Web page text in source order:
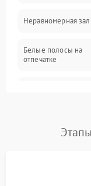
Дисплей и
Изображение
Неравномерная
Белые полосы на
отпечатке